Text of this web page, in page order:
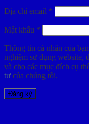
Địa chỉ email *
Mật khẩu *
Thông tin cá nhân của
nghiệm sử dụng website,
và cho các mục đích cụ
tư của chúng tôi.
Đăng ký